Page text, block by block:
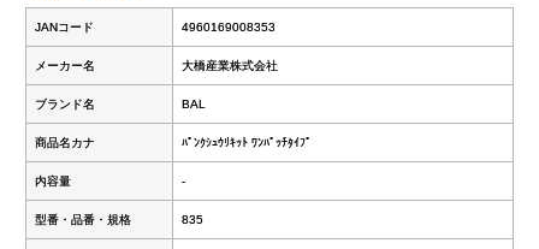
JANコード 4960169008353
メーカー名 大橋産業株式会社
ブランド名 BAL
商品名カナ ﾊﾟﾝｸｼｭｳﾘｷｯﾄ ﾜﾝﾊﾟｯﾁﾀｲﾌﾟ
内容量 -
型番・品番・規格 835